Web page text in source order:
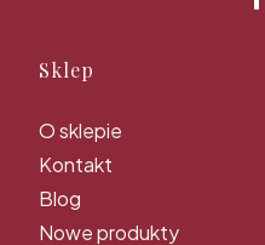
Linki w stopce
Sklep
O sklepie
Kontakt
Blog
Nowe produkty